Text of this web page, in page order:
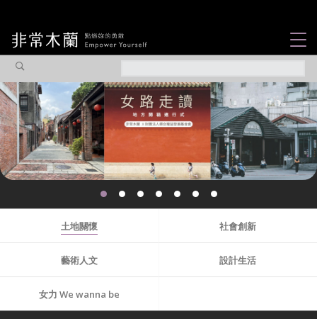
觀點專欄
焦點企劃
認識我們
土地關懷 社會創新
藝術人文 設計生活
女力 We wanna be